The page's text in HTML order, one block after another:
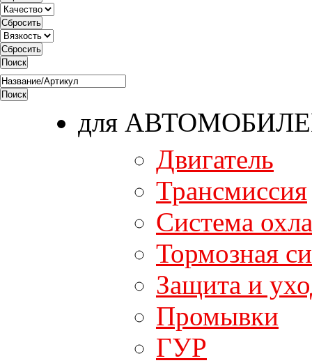
для
Двигатель
Трансмиссия
Система
Тормозная
Защита и
Промывки
ГУР